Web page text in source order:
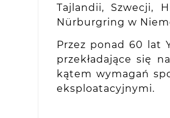
Tajlandii, Szwecji,
Nürburgring w
Przez ponad 60 lat
przekładające się
kątem wymagań
eksploatacyjnymi.